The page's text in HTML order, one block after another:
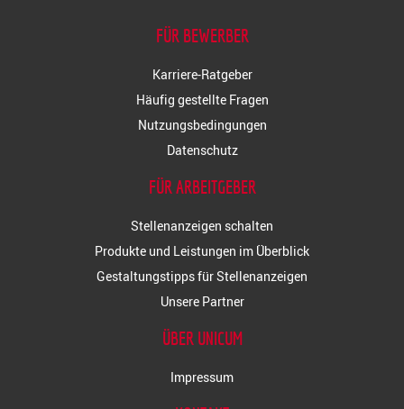
FÜR BEWERBER
Karriere-Ratgeber
Häufig gestellte Fragen
Nutzungsbedingungen
Datenschutz
FÜR ARBEITGEBER
Stellenanzeigen schalten
Produkte und Leistungen im Überblick
Gestaltungstipps für Stellenanzeigen
Unsere Partner
ÜBER UNICUM
Impressum